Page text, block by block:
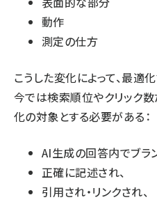
動作
測定の仕方
こうした変化によって、最適
今では検索順位やクリック
化の対象とする必要がある：
AI生成の回答内でブラ
正確に記述され、
引用され・リンクされ、